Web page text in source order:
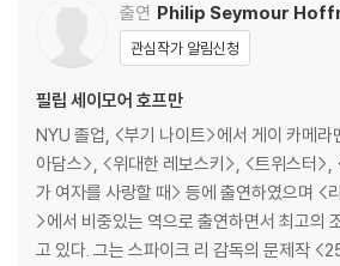
출연 Philip Seymour
관심작가 알림신청
필립 세이모어 호프만
NYU 졸업, <부기 나이트>에서 게이 카메라
아담스>, <위대한 레보스키>, <트위스터
가 여자를 사랑할 때> 등에 출연하였으며 <
>에서 비중있는 역으로 출연하면서 최고의
고 있다. 그는 스파이크 리 감독의 문제작 <25시>를 비롯하여 폴 토